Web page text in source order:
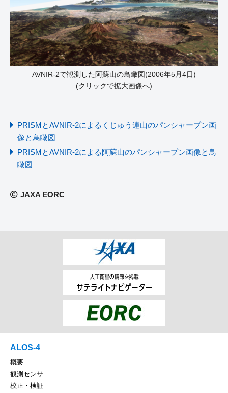
AVNIR-2で観測した阿蘇山の鳥瞰図(2006年5月4日)
(クリックで拡大画像へ)
PRISMとAVNIR-2によるくじゅう連山のパンシャープン画
像と鳥瞰図
PRISMとAVNIR-2による阿蘇山のパンシャープン画像と鳥
瞰図
JAXA EORC
ALOS-4
概要
観測センサ
校正・検証